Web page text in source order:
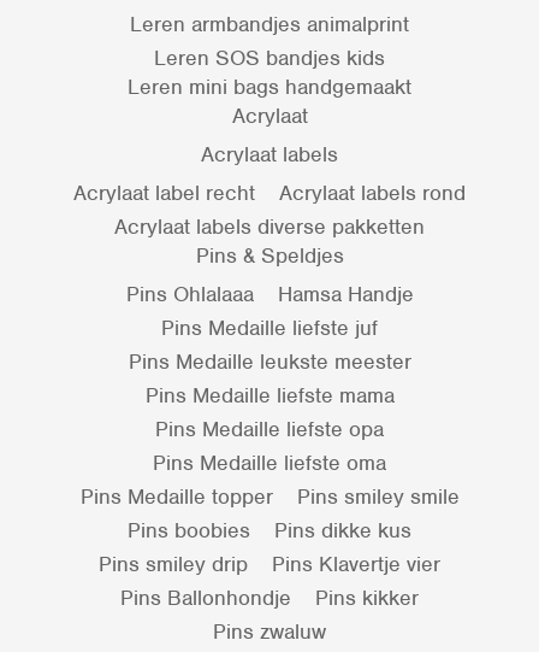
Leren armbandjes animalprint
Leren SOS bandjes kids
Leren mini bags handgemaakt
Acrylaat
Acrylaat labels
Acrylaat label recht
Acrylaat labels rond
Acrylaat labels diverse pakketten
Pins & Speldjes
Pins Ohlalaaa
Hamsa Handje
Pins Medaille liefste juf
Pins Medaille leukste meester
Pins Medaille liefste mama
Pins Medaille liefste opa
Pins Medaille liefste oma
Pins Medaille topper
Pins smiley smile
Pins boobies
Pins dikke kus
Pins smiley drip
Pins Klavertje vier
Pins Ballonhondje
Pins kikker
Pins zwaluw